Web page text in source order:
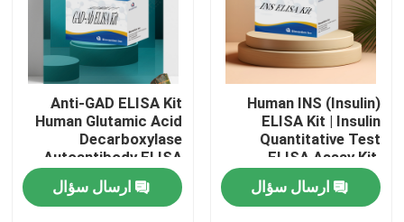
درباره ما
کنترل کیفیت
با ما تماس بگیرید
Human INS (Insulin)
ELISA Kit | Insulin
Quantitative Test
ELISA Assay Kit,
Sandwich ELISA For
Serum Plasma 96
Tests Laboratory
ارسال سؤال
Anti-GAD ELISA Kit
Human Glutamic Acid
Decarboxylase
Autoantibody ELISA
KiT GAD-Ab / GAD65
Autoantibody Enzyme
Linked
ارسال سؤال